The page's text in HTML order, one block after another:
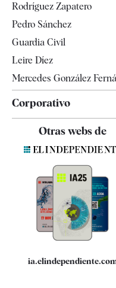
Televisión
Rodríguez Zapatero
Pedro Sánchez
Guardia Civil
Leire Díez
Mercedes González
Corporativo
Contacto
Quiénes somos
Especificaciones
Otras webs de